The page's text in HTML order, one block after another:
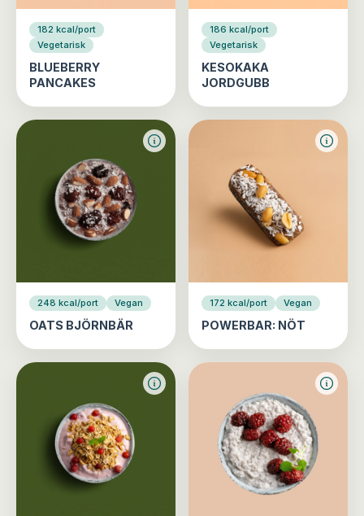
182 kcal/port
Vegetarisk
BLUEBERRY
PANCAKES
186 kcal/port
Vegetarisk
KESOKAKA
JORDGUBB
248 kcal/port Vegan
OATS BJÖRNBÄR
172 kcal/port Vegan
POWERBAR: NÖT